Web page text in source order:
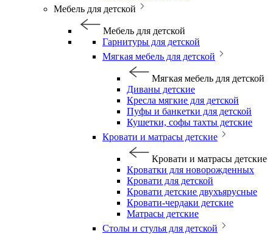
Мебель для детской
Мебель для детской
Гарнитуры для детской
Мягкая мебель для детской
Мягкая мебель для детской
Диваны детские
Кресла мягкие для детской
Пуфы и банкетки для детской
Кушетки, софы тахты детские
Кровати и матрасы детские
Кровати и матрасы детские
Кроватки для новорожденных
Кровати для детской
Кровати детские двухъярусные
Кровати-чердаки детские
Матрасы детские
Столы и стулья для детской